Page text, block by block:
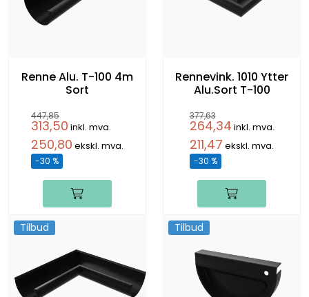
Renne Alu. T-100 4m
Sort
447,85
313,50 inkl. mva.
250,80 ekskl. mva.
-30 %
Rennevink. 1010 Ytter
Alu.Sort T-100
377,63
264,34 inkl. mva.
211,47 ekskl. mva.
-30 %
Tilbud Tilbud